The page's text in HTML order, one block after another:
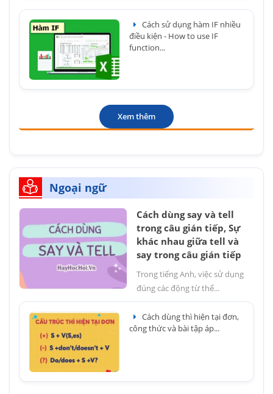
Cách sử dụng hàm IF nhiều
điều kiện - How to use IF
function...
Xem thêm
Ngoại ngữ
Cách dùng say và tell
trong câu gián tiếp, Sự
khác nhau giữa tell và
say trong câu gián tiếp
Trong tiếng Anh, việc sử dụng
đúng các động từ thể...
Cách dùng thì hiện tại đơn,
công thức và bài tập áp...